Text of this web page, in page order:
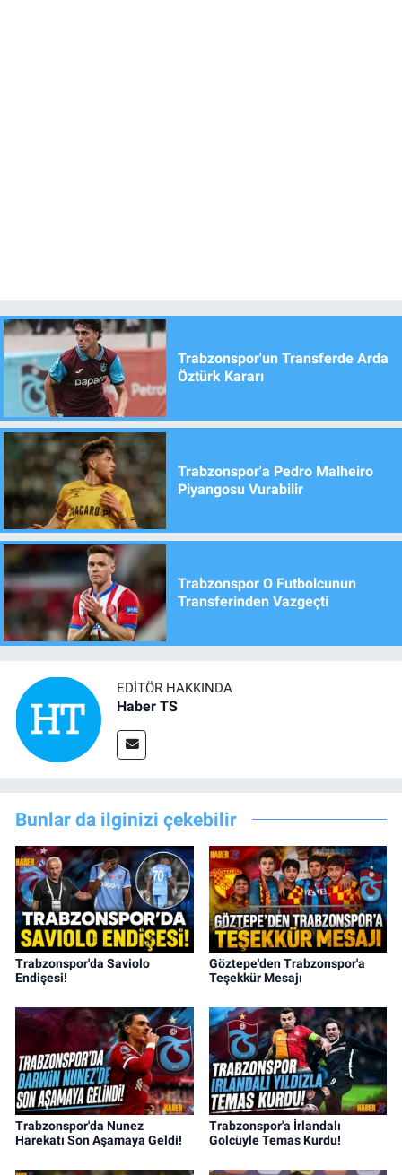
Trabzonspor'un Transferde Arda
Öztürk Kararı
Trabzonspor'a Pedro Malheiro
Piyangosu Vurabilir
Trabzonspor O Futbolcunun
Transferinden Vazgeçti
EDITÖR HAKKINDA
Haber TS
Bunlar da ilginizi çekebilir
Trabzonspor'da Saviolo
Endişesi!
Göztepe'den Trabzonspor'a
Teşekkür Mesajı
Trabzonspor'da Nunez
Harekatı Son Aşamaya Geldi!
Trabzonspor'a İrlandalı
Golcüyle Temas Kurdu!